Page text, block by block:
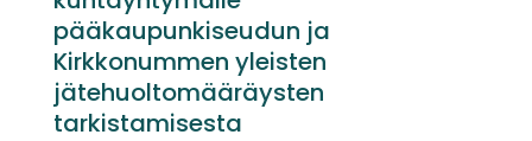
pääkaupunkiseudun ja
Kirkkonummen yleisten
jätehuoltomääräysten
tarkistamisesta